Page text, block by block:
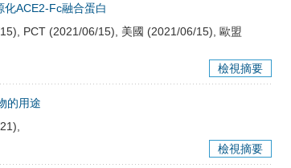
化ACE2-Fc融合蛋白
PCT (2021/06/15), 美國 (2021/06/15), 歐盟
檢視摘要
的用途
檢視摘要